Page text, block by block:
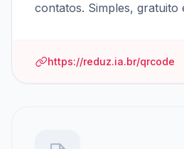
contatos. Simples, gratuito
https://reduz.ia.br/qrcode